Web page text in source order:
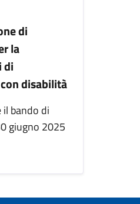
di
la
di
disabilità
il bando di
giugno 2025